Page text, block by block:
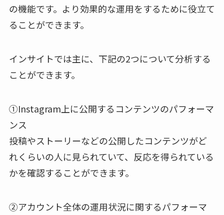
の機能です。より効果的な運用をするために役立て
ることができます。
インサイトでは主に、下記の2つについて分析する
ことができます。
①Instagram上に公開するコンテンツのパフォーマ
ンス
投稿やストーリーなどの公開したコンテンツがど
れくらいの人に見られていて、反応を得られている
かを確認することができます。
②アカウント全体の運用状況に関するパフォーマ